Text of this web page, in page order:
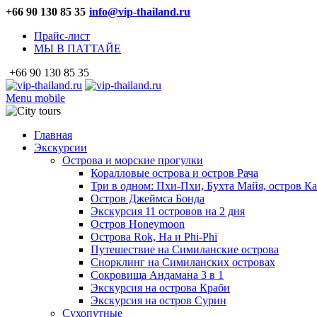
+66 90 130 85 35 info@vip-thailand.ru
Прайс-лист
МЫ В ПАТТАЙЕ
+66 90 130 85 35
Menu mobile
Главная
Экскурсии
Острова и морские прогулки
Коралловые острова и остров Рача
Три в одном: Пхи-Пхи, Бухта Майя, остров
Остров Джеймса Бонда
Экскурсия 11 островов на 2 дня
Остров Honeymoon
Острова Rok, Ha и Phi-Phi
Путешествие на Симиланские острова
Снорклинг на Симиланских островах
Сокровища Андамана 3 в 1
Экскурсия на острова Краби
Экскурсия на остров Сурин
Сухопутные